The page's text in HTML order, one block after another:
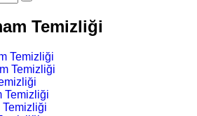
Temizliği
Temizliği
Temizliği
Temizliği
Temizliği